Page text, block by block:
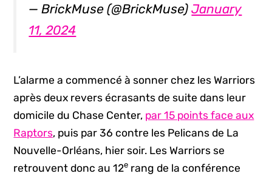
— BrickMuse (@BrickMuse)January
11, 2024
L’alarme a commencé à sonner chez les Warriors
après deux revers écrasants de suite dans leur
domicile du Chase Center, par 15 points face aux
Raptors, puis par 36 contre les Pelicans de La
Nouvelle-Orléans, hier soir. Les Warriors se
retrouvent donc au 12e rang de la conférence